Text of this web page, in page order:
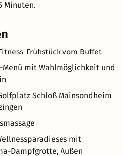
Minuten.
Frühstück vom Buffet
Menü mit Wahlmöglichkeit und
Schloß Mainsondheim
mit
Dampfgrotte, Außen